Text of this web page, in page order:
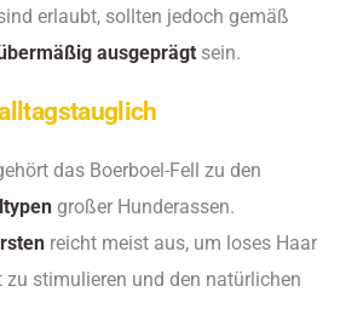
erlaubt, sollten jedoch gemäß
ausgeprägt sein.
das Boerboel-Fell zu den
großer Hunderassen.
reicht meist aus, um loses Haar
zu stimulieren und den natürlichen